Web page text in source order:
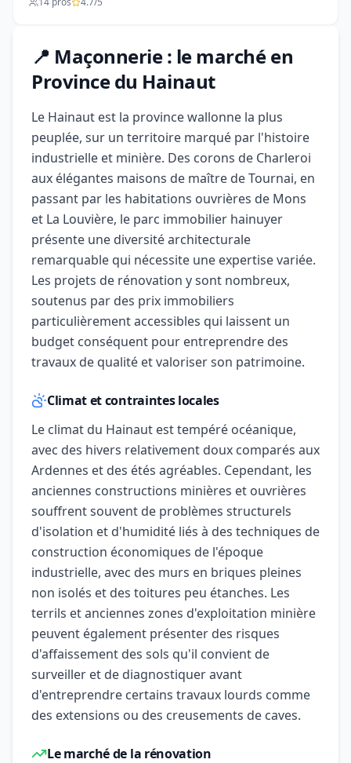
📍 Maçonnerie : le marché en
Province du Hainaut
Le Hainaut est la province wallonne la plus
peuplée, sur un territoire marqué par l'histoire
industrielle et minière. Des corons de Charleroi
aux élégantes maisons de maître de Tournai, en
passant par les habitations ouvrières de Mons
et La Louvière, le parc immobilier hainuyer
présente une diversité architecturale
remarquable qui nécessite une expertise variée.
Les projets de rénovation y sont nombreux,
soutenus par des prix immobiliers
particulièrement accessibles qui laissent un
budget conséquent pour entreprendre des
travaux de qualité et valoriser son patrimoine.
Climat et contraintes locales
Le climat du Hainaut est tempéré océanique,
avec des hivers relativement doux comparés aux
Ardennes et des étés agréables. Cependant, les
anciennes constructions minières et ouvrières
souffrent souvent de problèmes structurels
d'isolation et d'humidité liés à des techniques de
construction économiques de l'époque
industrielle, avec des murs en briques pleines
non isolés et des toitures peu étanches. Les
terrils et anciennes zones d'exploitation minière
peuvent également présenter des risques
d'affaissement des sols qu'il convient de
surveiller et de diagnostiquer avant
d'entreprendre certains travaux lourds comme
des extensions ou des creusements de caves.
Le marché de la rénovation